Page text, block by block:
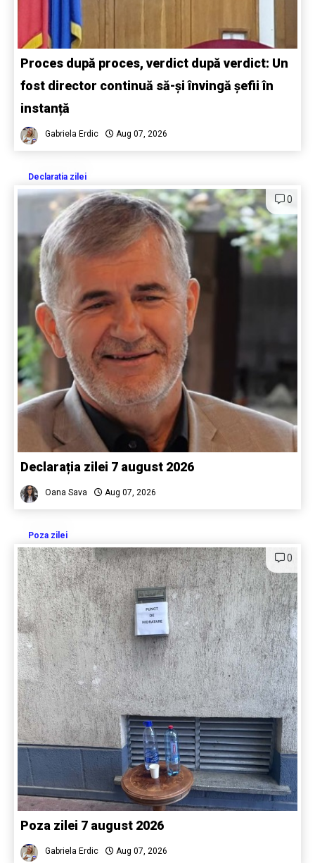
Proces după proces, verdict după verdict: Un
fost director continuă să-și învingă șefii în
instanță
Gabriela Erdic Aug 07, 2026
Declaratia zilei
0
Declarația zilei 7 august 2026
Oana Sava Aug 07, 2026
Poza zilei
0
Poza zilei 7 august 2026
Gabriela Erdic Aug 07, 2026